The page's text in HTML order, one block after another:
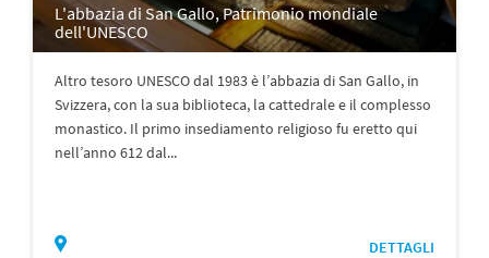
L'abbazia di San Gallo, Patrimonio mondiale
dell'UNESCO
Altro tesoro UNESCO dal 1983 è l’abbazia di San Gallo, in
Svizzera, con la sua biblioteca, la cattedrale e il complesso
monastico. Il primo insediamento religioso fu eretto qui
nell’anno 612 dal...
DETTAGLI